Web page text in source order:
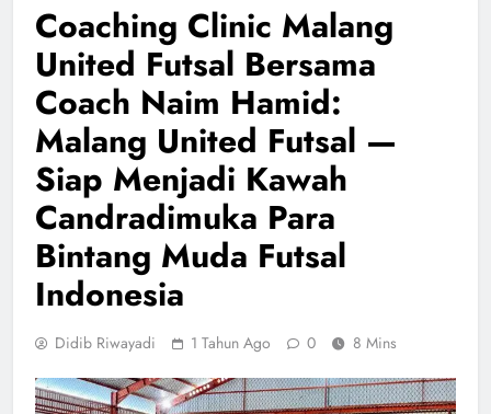
Coaching Clinic Malang
United Futsal Bersama
Coach Naim Hamid:
Malang United Futsal —
Siap Menjadi Kawah
Candradimuka Para
Bintang Muda Futsal
Indonesia
Didib Riwayadi 1 Tahun Ago 0 8 Mins